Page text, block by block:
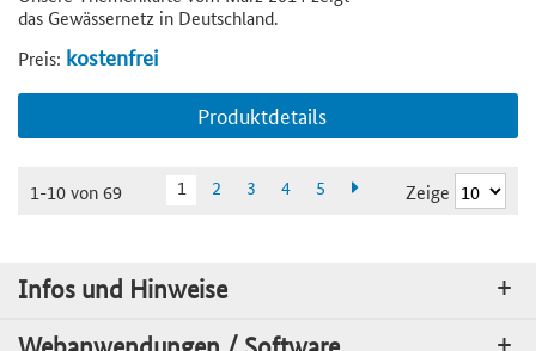
das Gewässernetz in Deutschland.
Preis: kostenfrei
Produktdetails
1-10 von 69 Zeige
1 2 3 4 5
Infos und Hinweise